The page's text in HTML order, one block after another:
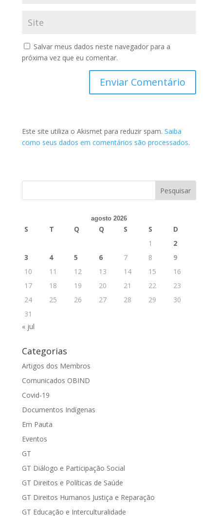
Salvar meus dados neste navegador para a
próxima vez que eu comentar.
Este site utiliza o Akismet para reduzir spam. Saiba
como seus dados em comentários são processados.
agosto 2026
S T Q Q S S
D
1
2
3
4 5 6 7 8
9
10
11 12 13 14 15
16
17
18 19 20 21 22
23
24
25 26 27 28 29
30
31
« jul
Categorias
Artigos dos Membros
Comunicados OBIND
Covid-19
Documentos Indígenas
Em Pauta
Eventos
GT
GT Diálogo e Participação Social
GT Direitos e Políticas de Saúde
GT Direitos Humanos Justiça e Reparação
GT Educação e Interculturalidade